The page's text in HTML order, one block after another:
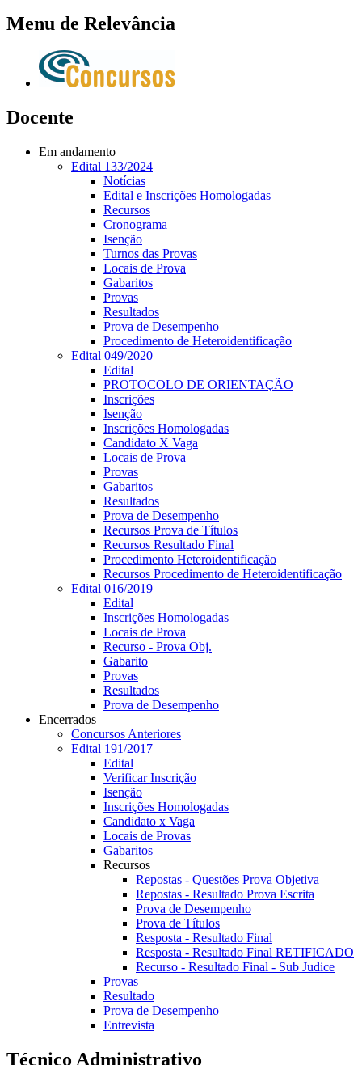
Menu de Relevância
Docente
Em andamento
Edital 133/2024
Notícias
Edital e Inscrições Homologadas
Recursos
Cronograma
Isenção
Turnos das Provas
Locais de Prova
Gabaritos
Provas
Resultados
Prova de Desempenho
Procedimento de Heteroidentificação
Edital 049/2020
Edital
PROTOCOLO DE ORIENTAÇÃO
Inscrições
Isenção
Inscrições Homologadas
Candidato X Vaga
Locais de Prova
Provas
Gabaritos
Resultados
Prova de Desempenho
Recursos Prova de Títulos
Recursos Resultado Final
Procedimento Heteroidentificação
Recursos Procedimento de Heteroidentificação
Edital 016/2019
Edital
Inscrições Homologadas
Locais de Prova
Recurso - Prova Obj.
Gabarito
Provas
Resultados
Prova de Desempenho
Encerrados
Concursos Anteriores
Edital 191/2017
Edital
Verificar Inscrição
Isenção
Inscrições Homologadas
Candidato x Vaga
Locais de Provas
Gabaritos
Recursos
Repostas - Questões Prova Objetiva
Repostas - Resultado Prova Escrita
Prova de Desempenho
Prova de Títulos
Resposta - Resultado Final
Resposta - Resultado Final RETIFICADO
Recurso - Resultado Final - Sub Judice
Provas
Resultado
Prova de Desempenho
Entrevista
Técnico Administrativo